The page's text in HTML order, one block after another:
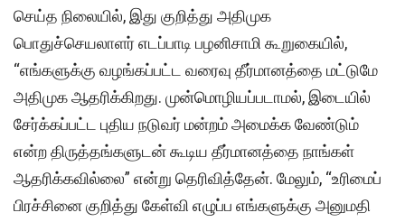
செய்த நிலையில், இது குறித்து அதிமுக
பொதுச்செயலாளர் எடப்பாடி பழனிசாமி கூறுகையில்,
“எங்களுக்கு வழங்கப்பட்ட வரைவு தீர்மானத்தை மட்டுமே
அதிமுக ஆதரிக்கிறது. முன்மொழியப்படாமல், இடையில்
சேர்க்கப்பட்ட புதிய நடுவர் மன்றம் அமைக்க வேண்டும்
என்ற திருத்தங்களுடன் கூடிய தீர்மானத்தை நாங்கள்
ஆதரிக்கவில்லை” என்று தெரிவித்தேன். மேலும், “உரிமைப்
பிரச்சினை குறித்து கேள்வி எழுப்ப எங்களுக்கு அனுமதி